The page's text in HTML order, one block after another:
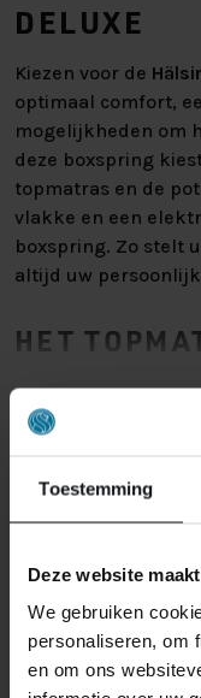
Toestemming
Deze website
We gebruiken
personaliseren, om
en om ons
DELUXE
Kiezen voor de
optimaal comfort,
mogelijkheden om
deze boxspring
topmatras en de
vlakke en een
boxspring. Zo stelt
altijd uw
HET
Een topmatras
waardoor u nóg
en is gemaakt van
een open
topper, dan kan
tussen een
gel-foam of
lichte dubbeldoek
kunt laten reinigen
Lees meer
De levering
Zodra wij de
zullen wij u